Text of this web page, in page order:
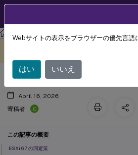
XenMobile Server 最新リリース
システム要件と互換性
April 16, 2026
寄稿者:
C
この記事の概要
ESXi 6.7 の回避策
Webサイトの表示をブラウザーの優先言語
はい いいえ